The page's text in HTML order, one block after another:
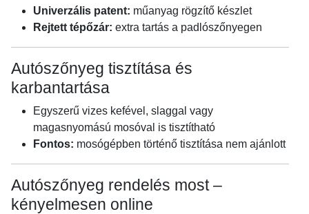
Univerzális patent: műanyag rögzítő készlet
Rejtett tépőzár: extra tartás a padlószőnyegen
Autószőnyeg tisztítása és
karbantartása
Egyszerű vizes kefével, slaggal vagy
magasnyomású mosóval is tisztítható
Fontos: mosógépben történő tisztítása nem ajánlott
Autószőnyeg rendelés most –
kényelmesen online